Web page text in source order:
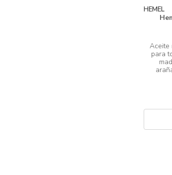
HEMEL
Aceite
para